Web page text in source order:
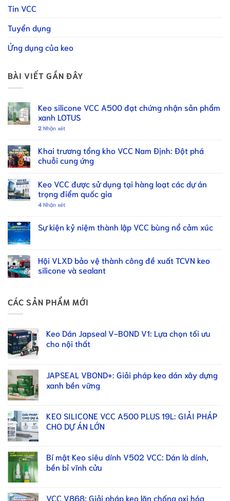
Tin VCC
Tuyển dụng
Ứng dụng của keo
BÀI VIẾT GẦN ĐÂY
Keo silicone VCC A500 đạt chứng nhận sản phẩm
xanh LOTUS
2 Nhận xét
Khai trương tổng kho VCC Nam Định: Đột phá
chuỗi cung ứng
Keo VCC được sử dụng tại hàng loạt các dự án
trọng điểm quốc gia
4 Nhận xét
Sự kiện kỷ niệm thành lập VCC bùng nổ cảm xúc
Hội VLXD bảo vệ thành công đề xuất TCVN keo
silicone và sealant
CÁC SẢN PHẨM MỚI
Keo Dán Japseal V-BOND V1: Lựa chọn tối ưu
cho nội thất
JAPSEAL VBOND+: Giải pháp keo dán xây dựng
xanh bền vững
KEO SILICONE VCC A500 PLUS 19L: GIẢI PHÁP
CHO DỰ ÁN LỚN
Bí mật Keo siêu dính V502 VCC: Dán là dính,
bền bỉ vĩnh cửu
VCC V868: Giải pháp keo lăn chống oxi hóa